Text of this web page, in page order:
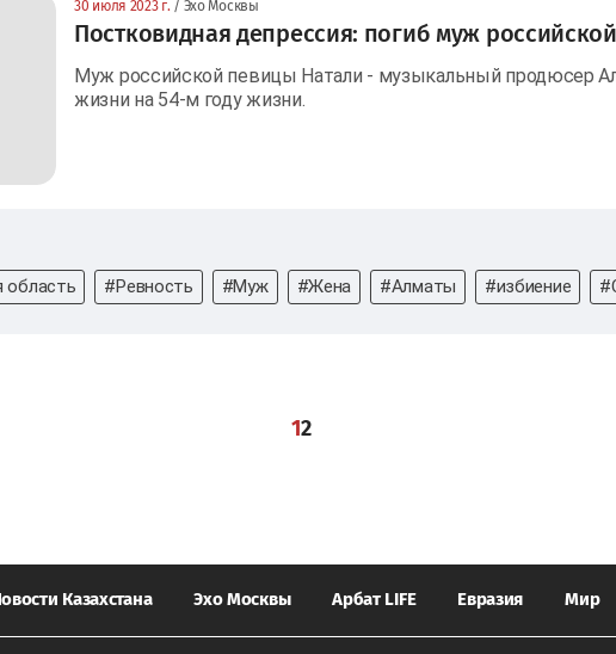
30 июля 2023 г. / Эхо Москвы
Постковидная депрессия: погиб муж
Муж российской певицы Натали - музыкальный продюсер
жизни на 54-м году жизни.
область #Ревность #Муж #Жена #Алматы #избиение
12
Казахстана Эхо Москвы Арбат LIFE Евразия Мир